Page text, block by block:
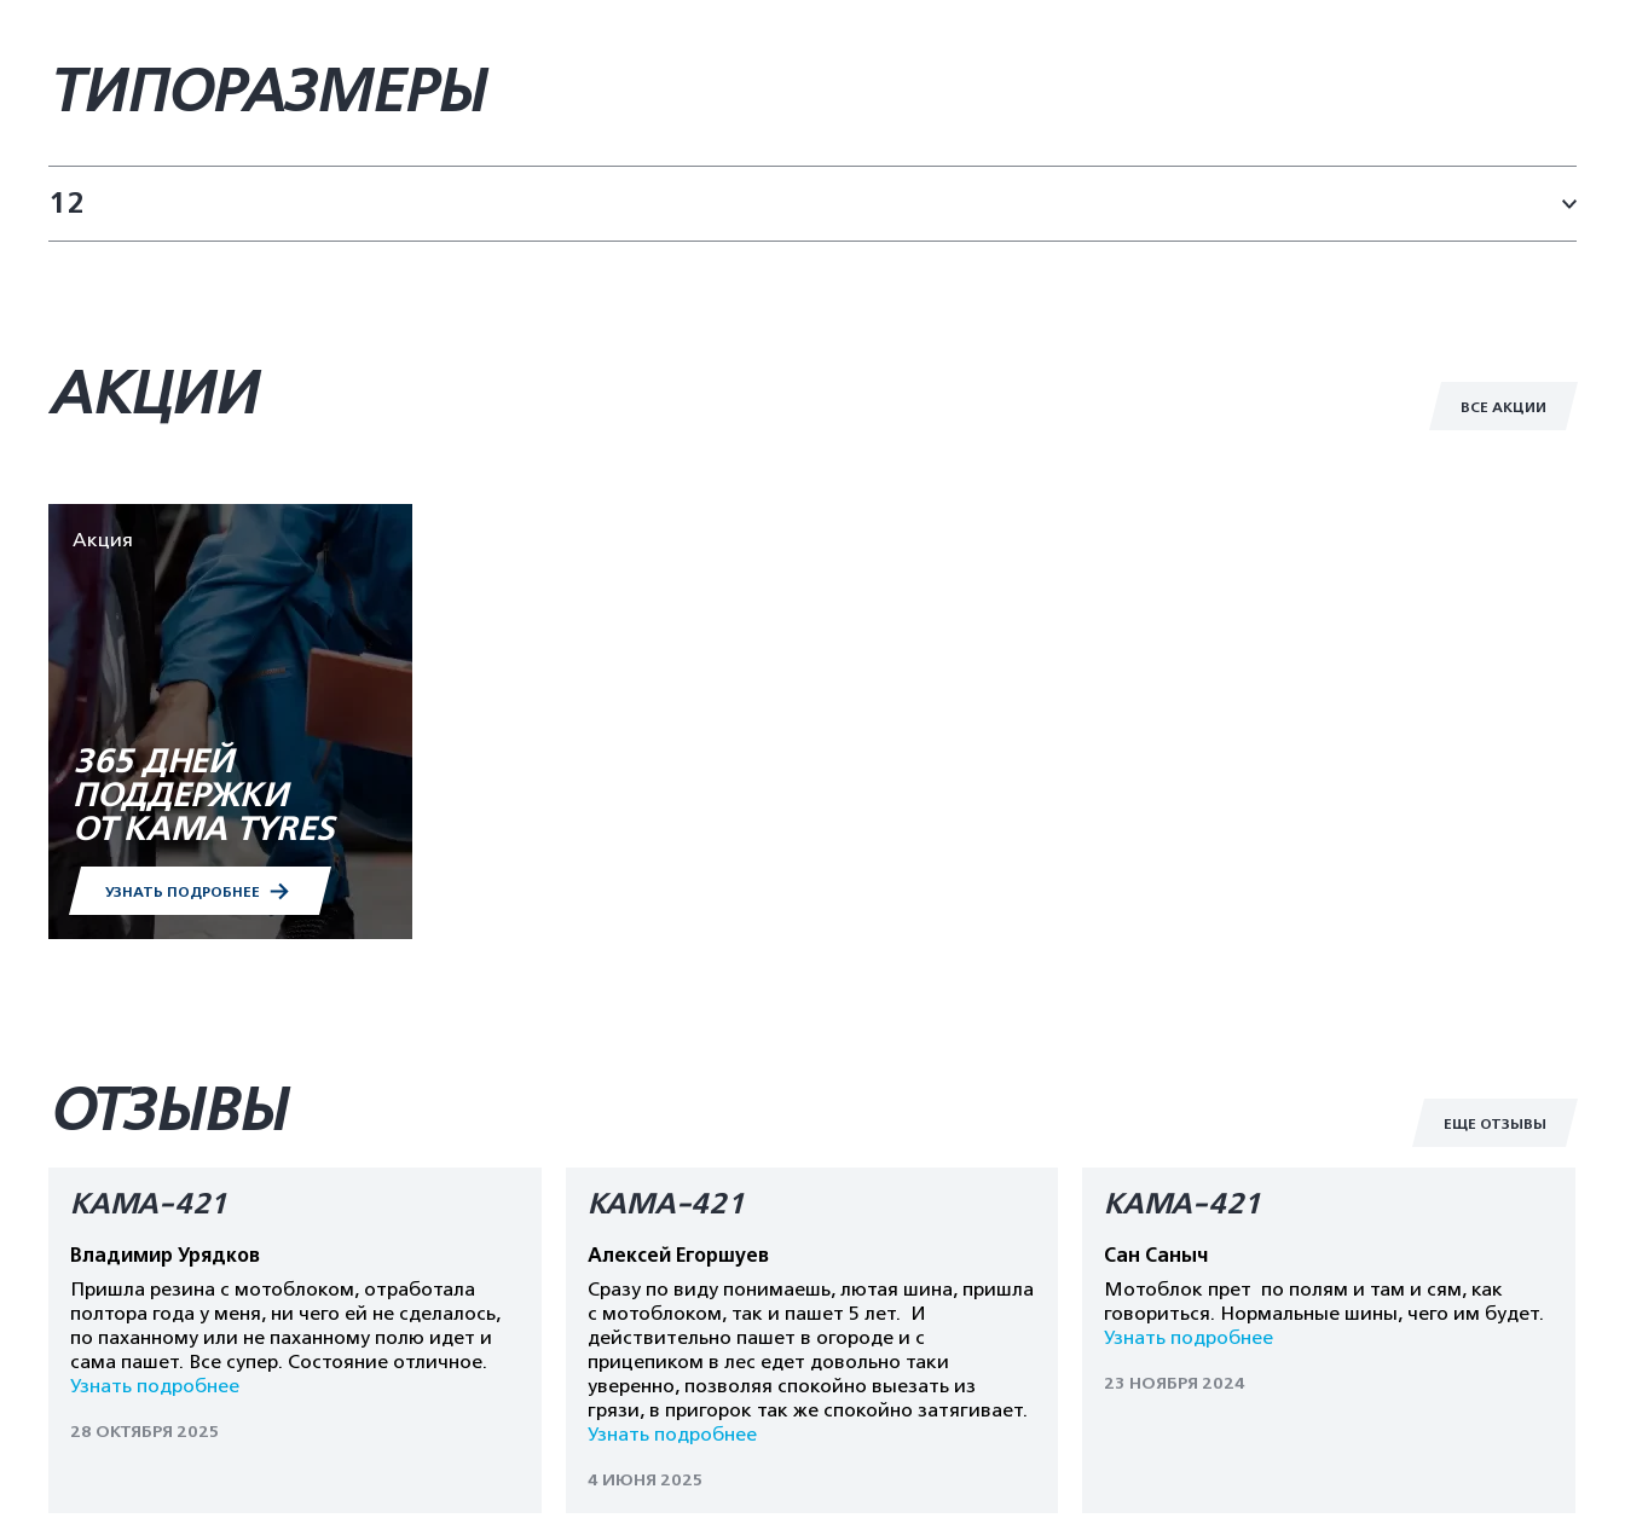
ТИПОРАЗМЕРЫ
12
ВСЕ АКЦИИ
АКЦИИ
Акция
365 ДНЕЙ
ПОДДЕРЖКИ
ОТ KAMA TYRES
УЗНАТЬ ПОДРОБНЕЕ
ЕЩЕ ОТЗЫВЫ
ОТЗЫВЫ
КАМА-421
Владимир Урядков
Пришла резина с мотоблоком, отработала
полтора года у меня, ни чего ей не сделалось,
по паханному или не паханному полю идет и
сама пашет. Все супер. Состояние отличное.
Узнать подробнее
28 ОКТЯБРЯ 2025
КАМА-421
Алексей Егоршуев
Сразу по виду понимаешь, лютая шина, пришла
с мотоблоком, так и пашет 5 лет. И
действительно пашет в огороде и с
прицепиком в лес едет довольно таки
уверенно, позволяя спокойно выезать из
грязи, в пригорок так же спокойно затягивает.
Узнать подробнее
4 ИЮНЯ 2025
КАМА-421
Сан Саныч
Мотоблок прет по полям и там и сям, как
говориться. Нормальные шины, чего им будет.
Узнать подробнее
23 НОЯБРЯ 2024